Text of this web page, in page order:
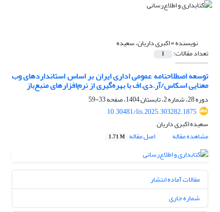
نویسنده =اکبری داریان، سعیده
تعداد مقالات: 1
توسعه اصطلاحنامه‌ عمومی اداری ایران بر اساس استانداردهای وب
معنایی اسکاس/آر.دی.اف با بهره‌گیری از نرم‌افزارهای منبع‌باز
دوره 28، شماره 2، تابستان 1404، صفحه
33-59
10.30481/lis.2025.303282.1875
سعیده اکبری داریان
مشاهده مقاله
اصل مقاله 1.71 M
مقالات آماده انتشار
شماره جاری